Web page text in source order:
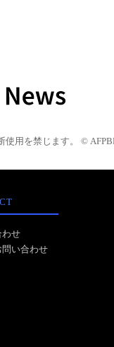
使用を禁じます。 ©
わせ
問い合わせ